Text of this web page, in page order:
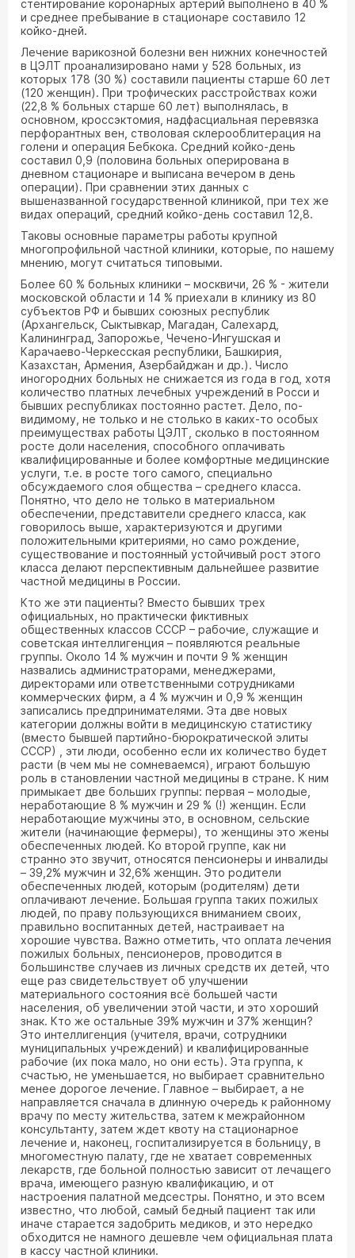
стентирование коронарных артерий выполнено в 40 %
и среднее пребывание в стационаре составило 12
койко-дней.
Лечение варикозной болезни вен нижних конечностей
в ЦЭЛТ проанализировано нами у 528 больных, из
которых 178 (30 %) составили пациенты старше 60 лет
(120 женщин). При трофических расстройствах кожи
(22,8 % больных старше 60 лет) выполнялась, в
основном, кроссэктомия, надфасциальная перевязка
перфорантных вен, стволовая склерооблитерация на
голени и операция Бебкока. Средний койко-день
составил 0,9 (половина больных оперирована в
дневном стационаре и выписана вечером в день
операции). При сравнении этих данных с
вышеназванной государственной клиникой, при тех же
видах операций, средний койко-день составил 12,8.
Таковы основные параметры работы крупной
многопрофильной частной клиники, которые, по нашему
мнению, могут считаться типовыми.
Более 60 % больных клиники – москвичи, 26 % - жители
московской области и 14 % приехали в клинику из 80
субъектов РФ и бывших союзных республик
(Архангельск, Сыктывкар, Магадан, Салехард,
Калининград, Запорожье, Чечено-Ингушская и
Карачаево-Черкесская республики, Башкирия,
Казахстан, Армения, Азербайджан и др.). Число
иногородних больных не снижается из года в год, хотя
количество платных лечебных учреждений в Росси и
бывших республиках постоянно растет. Дело, по-
видимому, не только и не столько в каких-то особых
преимуществах работы ЦЭЛТ, сколько в постоянном
росте доли населения, способного оплачивать
квалифицированные и более комфортные медицинские
услуги, т.е. в росте того самого, специально
обсуждаемого слоя общества – среднего класса.
Понятно, что дело не только в материальном
обеспечении, представители среднего класса, как
говорилось выше, характеризуются и другими
положительными критериями, но само рождение,
существование и постоянный устойчивый рост этого
класса делают перспективным дальнейшее развитие
частной медицины в России.
Кто же эти пациенты? Вместо бывших трех
официальных, но практически фиктивных
общественных классов СССР – рабочие, служащие и
советская интеллигенция – появляются реальные
группы. Около 14 % мужчин и почти 9 % женщин
назвались администраторами, менеджерами,
директорами или ответственными сотрудниками
коммерческих фирм, а 4 % мужчин и 0,9 % женщин
записались предпринимателями. Эта две новых
категории должны войти в медицинскую статистику
(вместо бывшей партийно-бюрократической элиты
СССР) , эти люди, особенно если их количество будет
расти (в чем мы не сомневаемся), играют большую
роль в становлении частной медицины в стране. К ним
примыкает две больших группы: первая – молодые,
неработающие 8 % мужчин и 29 % (!) женщин. Если
неработающие мужчины это, в основном, сельские
жители (начинающие фермеры), то женщины это жены
обеспеченных людей. Ко второй группе, как ни
странно это звучит, относятся пенсионеры и инвалиды
– 39,2% мужчин и 32,6% женщин. Это родители
обеспеченных людей, которым (родителям) дети
оплачивают лечение. Большая группа таких пожилых
людей, по праву пользующихся вниманием своих,
правильно воспитанных детей, настраивает на
хорошие чувства. Важно отметить, что оплата лечения
пожилых больных, пенсионеров, проводится в
большинстве случаев из личных средств их детей, что
еще раз свидетельствует об улучшении
материального состояния всё большей части
населения, об увеличении этой части, и это хороший
знак. Кто же остальные 39% мужчин и 37% женщин?
Это интеллигенция (учителя, врачи, сотрудники
муниципальных учреждений) и квалифицированные
рабочие (их пока мало, но они есть). Эта группа, к
счастью, не уменьшается, но выбирает сравнительно
менее дорогое лечение. Главное – выбирает, а не
направляется сначала в длинную очередь к районному
врачу по месту жительства, затем к межрайонном
консультанту, затем ждет квоту на стационарное
лечение и, наконец, госпитализируется в больницу, в
многоместную палату, где не хватает современных
лекарств, где больной полностью зависит от лечащего
врача, имеющего разную квалификацию, и от
настроения палатной медсестры. Понятно, и это всем
известно, что любой, самый бедный пациент так или
иначе старается задобрить медиков, и это нередко
обходится не намного дешевле чем официальная плата
в кассу частной клиники.